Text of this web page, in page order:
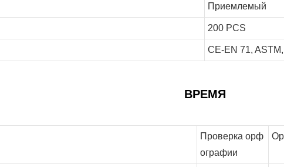
Приемлемый
200 PCS
CE-EN 71,
ВРЕМЯ
Проверка орф
ографии